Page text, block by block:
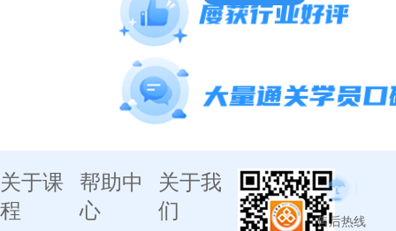
关于课
程
帮助中
心
关于我
们
售后热线